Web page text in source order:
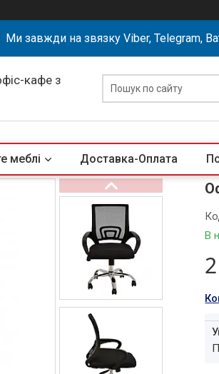
Ми завжди на звязку Viber, Telegram,
кафе з
меблі Доставка-Оплата
В